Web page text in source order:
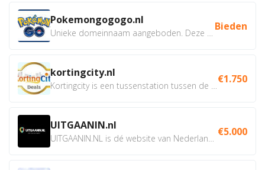
Pokemongogogo.nl Bieden
kortingcity.nl €1.750
UITGAANIN.nl €5.000